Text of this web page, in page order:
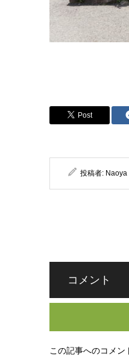
Post
投稿者:
コメント
この記事へのコメン